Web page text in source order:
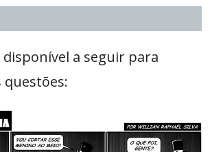
a seguir para
questões: